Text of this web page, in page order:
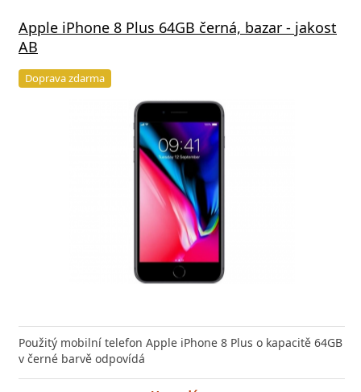
Apple iPhone 8 Plus 64GB černá, bazar - jakost
AB
Doprava zdarma
Použitý mobilní telefon Apple iPhone 8 Plus o kapacitě 64GB
v černé barvě odpovídá